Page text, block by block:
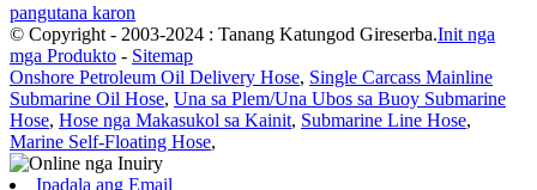
pangutana karon
© Copyright - 2003-2024 : Tanang Katungod Gireserba.Init nga
mga Produkto - Sitemap
Onshore Petroleum Oil Delivery Hose, Single Carcass Mainline
Submarine Oil Hose, Una sa Plem/Una Ubos sa Buoy Submarine
Hose, Hose nga Makasukol sa Kainit, Submarine Line Hose,
Marine Self-Floating Hose,
Ipadala ang Email